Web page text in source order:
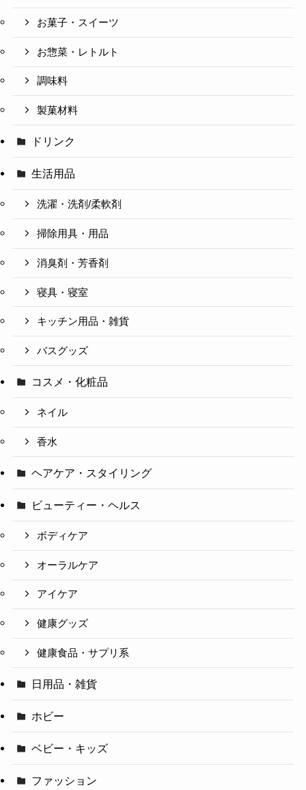
お菓子・スイーツ
お惣菜・レトルト
調味料
製菓材料
ドリンク
生活用品
洗濯・洗剤/柔軟剤
掃除用具・用品
消臭剤・芳香剤
寝具・寝室
キッチン用品・雑貨
バスグッズ
コスメ・化粧品
ネイル
香水
ヘアケア・スタイリング
ビューティー・ヘルス
ボディケア
オーラルケア
アイケア
健康グッズ
健康食品・サプリ系
日用品・雑貨
ホビー
ベビー・キッズ
ファッション